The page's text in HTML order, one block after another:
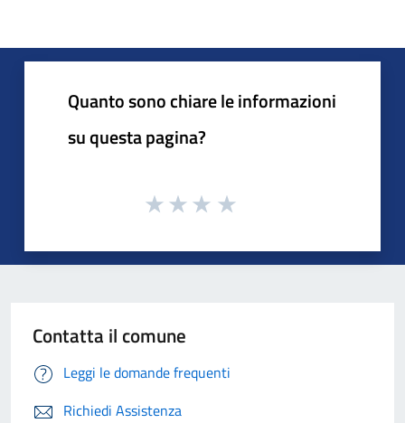
Quanto sono chiare le informazioni
su questa pagina?
Contatta il comune
Leggi le domande frequenti
Richiedi Assistenza